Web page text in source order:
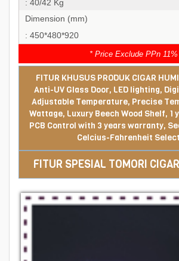
: 40/42 Kg
Dimension (mm)
: 450*480*920
* Price Exclude PPn 11%
FITUR KHUSUS PRODUK CIGAR
Anti-UV Glass Door, LED lighting,
Adjustable Temperature, Precise
Wattage, Luxury Beech Wood Shelf, 1
PCB Control with 3 years warranty,
Celcius-Fahrenheit
FITUR SPESIAL TOMORI